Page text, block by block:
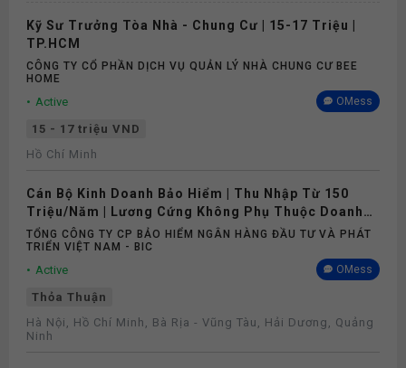
Kỹ Sư Trưởng Tòa Nhà - Chung Cư | 15-17 Triệu |
TP.HCM
CÔNG TY CỔ PHẦN DỊCH VỤ QUẢN LÝ NHÀ CHUNG CƯ BEE
HOME
Active OMess
15 - 17 triệu VND
Hồ Chí Minh
Cán Bộ Kinh Doanh Bảo Hiểm | Thu Nhập Từ 150
Triệu/Năm | Lương Cứng Không Phụ Thuộc Doanh
Số
TỔNG CÔNG TY CP BẢO HIỂM NGÂN HÀNG ĐẦU TƯ VÀ PHÁT
TRIỂN VIỆT NAM - BIC
Active OMess
Thỏa Thuận
Hà Nội, Hồ Chí Minh, Bà Rịa - Vũng Tàu, Hải Dương, Quảng
Ninh